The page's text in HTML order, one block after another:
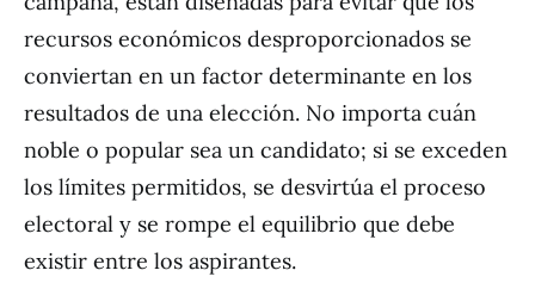
recursos económicos desproporcionados se
conviertan en un factor determinante en los
resultados de una elección. No importa cuán
noble o popular sea un candidato; si se exceden
los límites permitidos, se desvirtúa el proceso
electoral y se rompe el equilibrio que debe
existir entre los aspirantes.